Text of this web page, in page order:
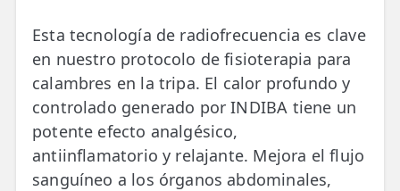
Esta tecnología de radiofrecuencia es clave
en nuestro protocolo de fisioterapia para
calambres en la tripa. El calor profundo y
controlado generado por INDIBA tiene un
potente efecto analgésico,
antiinflamatorio y relajante. Mejora el flujo
sanguíneo a los órganos abdominales,